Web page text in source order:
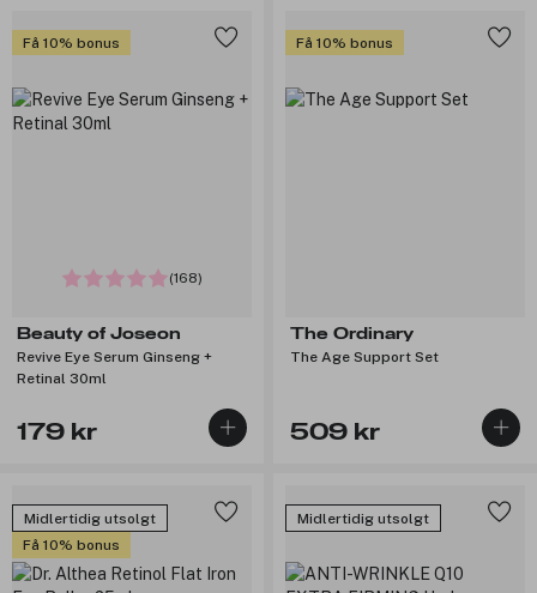
Få 10% bonus
(168)
Beauty of Joseon
Revive Eye Serum Ginseng +
Retinal 30ml
179 kr
Få 10% bonus
The Ordinary
The Age Support Set
509 kr
Midlertidig utsolgt
Få 10% bonus
Midlertidig utsolgt